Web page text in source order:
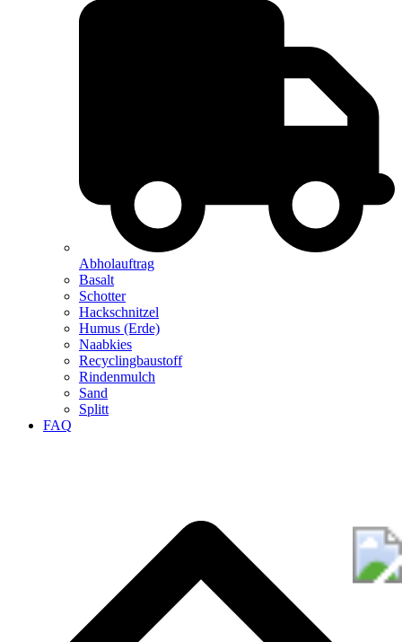
Abholauftrag
Basalt
Schotter
Hackschnitzel
Humus (Erde)
Naabkies
Recyclingbaustoff
Rindenmulch
Sand
Splitt
FAQ